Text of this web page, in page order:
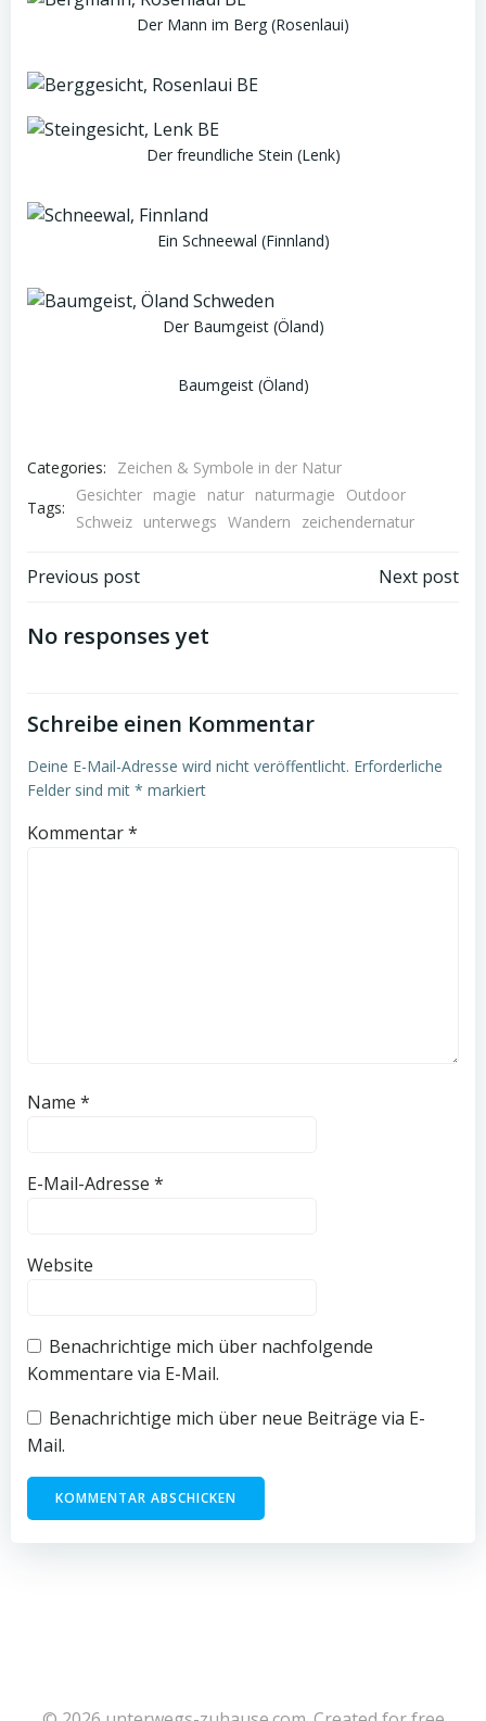
Der Mann im Berg (Rosenlaui)
Der freundliche Stein (Lenk)
Ein Schneewal (Finnland)
Der Baumgeist (Öland)
Baumgeist (Öland)
Categories:
Zeichen & Symbole in der Natur
Tags:
Gesichter magie natur naturmagie
Outdoor
Schweiz unterwegs Wandern zeichendernatur
Post
navigation
Previous post Next post
No responses yet
Schreibe einen Kommentar
Deine E-Mail-Adresse wird nicht veröffentlicht. Erforderliche
Felder sind mit * markiert
Kommentar*
Name *
E-Mail-Adresse *
Website
Benachrichtige mich über nachfolgende
Kommentare via E-Mail.
Benachrichtige mich über neue Beiträge via E-
Mail.